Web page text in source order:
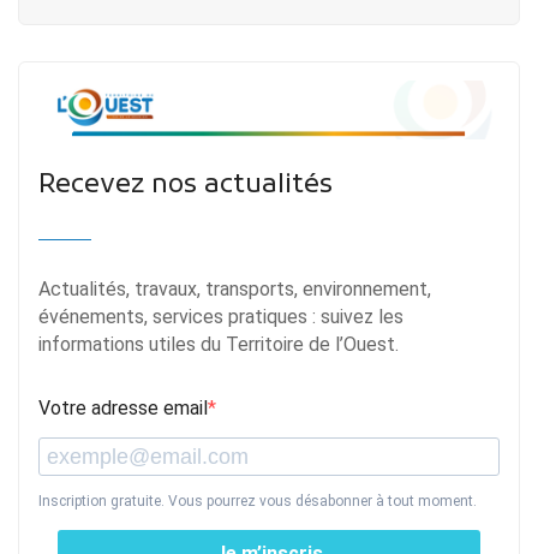
Recevez nos actualités
Actualités, travaux, transports, environnement,
événements, services pratiques : suivez les
informations utiles du Territoire de l’Ouest.
Votre adresse email
Inscription gratuite. Vous pourrez vous désabonner à tout moment.